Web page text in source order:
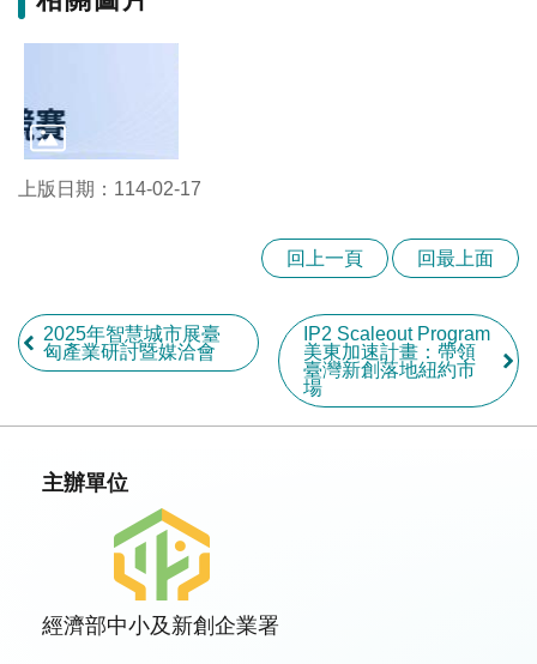
上版日期：114-02-17
回上一頁 回最上面
2025年智慧城市展臺
匈產業研討暨媒洽會
IP2 Scaleout Program
美東加速計畫：帶領
臺灣新創落地紐約市
場
主辦單位
經濟部中小及新創企業署